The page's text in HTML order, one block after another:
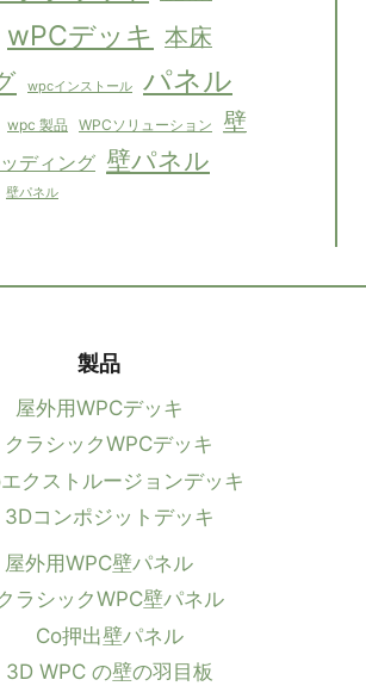
wPCデッキ 本床
wpcインストール パネル
wpc 製品 WPCソリューション 壁
ディング 壁パネル
壁パネル
製品
屋外用WPCデッキ
クラシックWPCデッキ
クストルージョンデッキ
3Dコンポジットデッキ
屋外用WPC壁パネル
ラシックWPC壁パネル
Co押出壁パネル
3D WPC の壁の羽目板